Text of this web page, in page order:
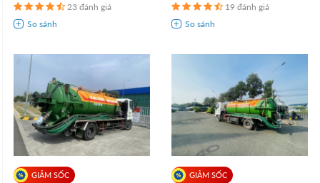
23 đánh giá 19 đánh giá